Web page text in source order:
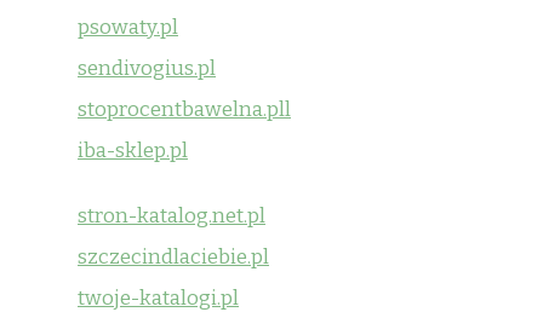
psowaty.pl
sendivogius.pl
stoprocentbawelna.pll
iba-sklep.pl
stron-katalog.net.pl
szczecindlaciebie.pl
twoje-katalogi.pl